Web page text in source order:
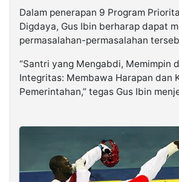
Dalam penerapan 9 Program
Digdaya, Gus Ibin berharap dapat
permasalahan-permasalahan
“Santri yang Mengabdi, Memimpin
Integritas: Membawa Harapan dan
Pemerintahan,” tegas Gus Ibin